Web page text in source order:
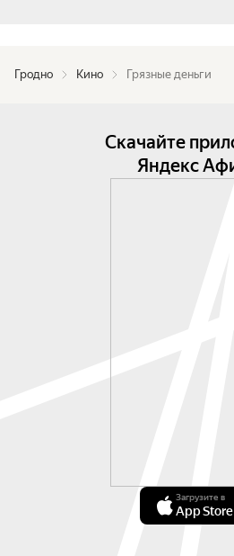
Гродно Кино Грязные деньги
Скачайте
Яндекс
Загрузите в
App Store